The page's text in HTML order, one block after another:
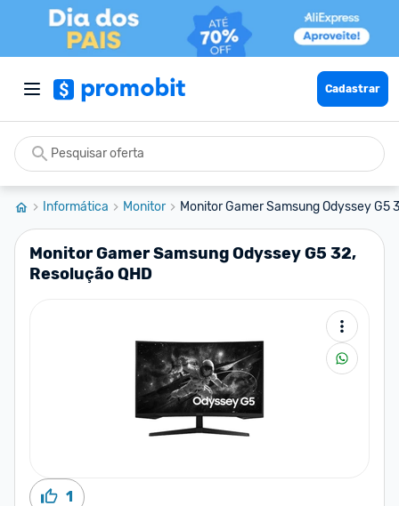
Cadastrar
Informática Monitor Monitor Gamer Samsung Odyssey G5
Monitor Gamer Samsung Odyssey G5 32,
Resolução QHD
1